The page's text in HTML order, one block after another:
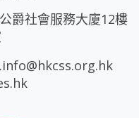
爵社會服務大廈12樓